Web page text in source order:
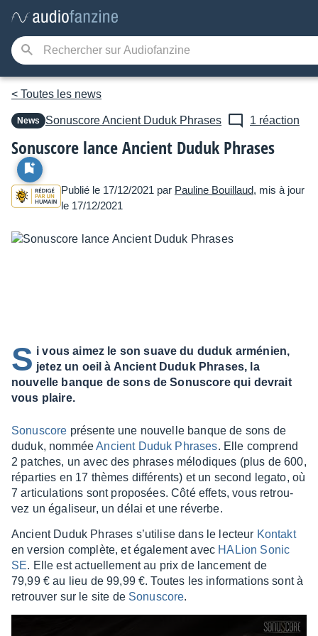
< Toutes les news
News SonuscoreAncient Duduk Phrases 1 réaction
Sonuscore lance Ancient Duduk Phrases
Publié le 17/12/2021 par Pauline Bouillaud, mis à jour
le 17/12/2021
S i vous aimez le son suave du duduk arménien,
jetez un oeil à Ancient Duduk Phrases, la
nouvelle banque de sons de Sonuscore qui devrait
vous plaire.
Sonus­­core présente une nouvelle banque de sons de
duduk, nomméeAncient Duduk Phrases. Elle comprend
2 patches, un avec des phrases mélo­­diques (plus de 600,
répar­­ties en 17 thèmes diffé­­rents) et un second legato, où
7 arti­­cu­­la­­tions sont propo­­sées. Côté effets, vous retrou­­
vez un égali­­seur, un délai et une réverbe.
Ancient Duduk Phrases s’uti­­lise dans le lecteur Kontakt
en version complète, et égale­­ment avec HALion Sonic
SE. Elle est actuel­­le­­ment au prix de lance­­ment de
79,99 € au lieu de 99,99 €. Toutes les infor­­ma­­tions sont à
retrou­­ver sur le site de Sonus­­core.